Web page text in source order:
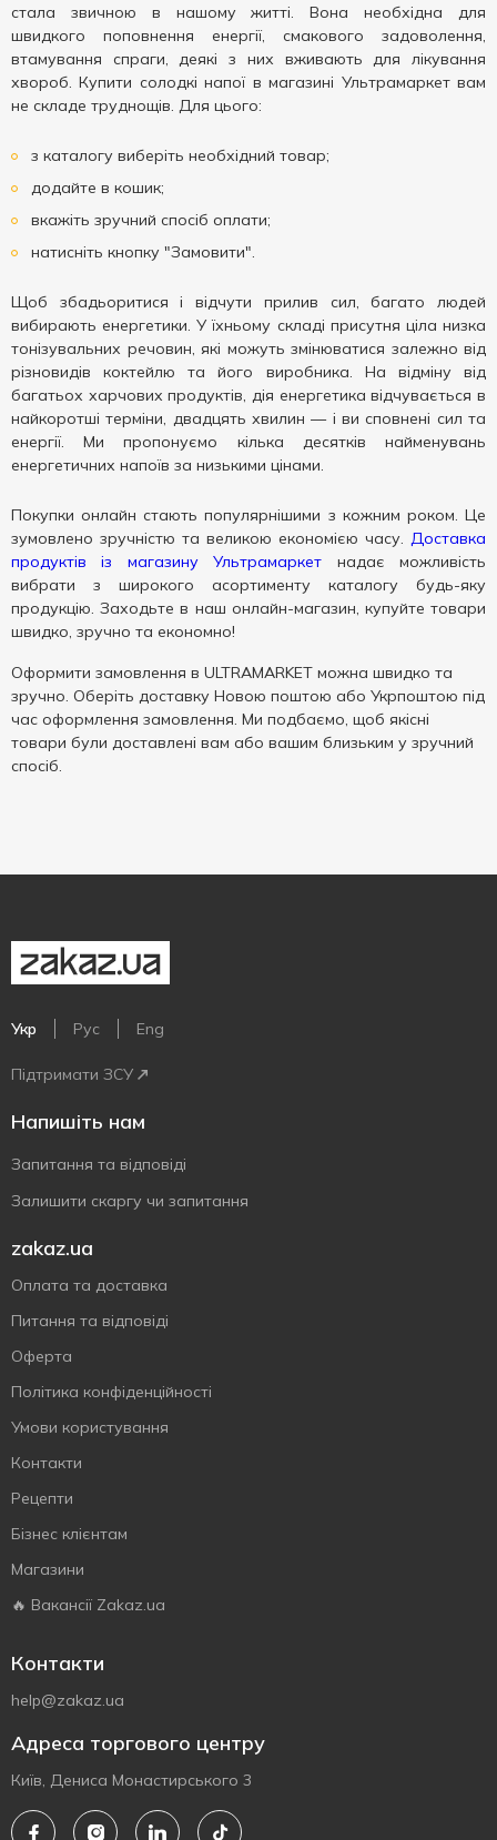
стала звичною в нашому житті. Вона необхідна для
швидкого поповнення енергії, смакового задоволення,
втамування спраги, деякі з них вживають для лікування
хвороб. Купити солодкі напої в магазині Ультрамаркет вам
не складе труднощів. Для цього:
з каталогу виберіть необхідний товар;
додайте в кошик;
вкажіть зручний спосіб оплати;
натисніть кнопку "Замовити".
Щоб збадьоритися і відчути прилив сил, багато людей
вибирають енергетики. У їхньому складі присутня ціла низка
тонізувальних речовин, які можуть змінюватися залежно від
різновидів коктейлю та його виробника. На відміну від
багатьох харчових продуктів, дія енергетика відчувається в
найкоротші терміни, двадцять хвилин — і ви сповнені сил та
енергії. Ми пропонуємо кілька десятків найменувань
енергетичних напоїв за низькими цінами.
Покупки онлайн стають популярнішими з кожним роком. Це
зумовлено зручністю та великою економією часу. Доставка
продуктів із магазину Ультрамаркет надає можливість
вибрати з широкого асортименту каталогу будь-яку
продукцію. Заходьте в наш онлайн-магазин, купуйте товари
швидко, зручно та економно!
Оформити замовлення в ULTRAMARKET можна швидко та
зручно. Оберіть доставку Новою поштою або Укрпоштою під
час оформлення замовлення. Ми подбаємо, щоб якісні
товари були доставлені вам або вашим близьким у зручний
спосіб.
Укр Рус Eng
Підтримати ЗСУ
Напишіть нам
Запитання та відповіді
Залишити скаргу чи запитання
zakaz.ua
Оплата та доставка
Питання та відповіді
Оферта
Політика конфіденційності
Умови користування
Контакти
Рецепти
Бізнес клієнтам
Магазини
🔥 Вакансії Zakaz.ua
Контакти
help@zakaz.ua
Адреса торгового центру
Київ, Дениса Монастирського 3